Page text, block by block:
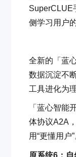
SuperCLUE
侧学习用户
全新的「蓝
数据沉淀不
工具进化为
「蓝心智能
体协议A2A
用“更懂用户”
原系统6：